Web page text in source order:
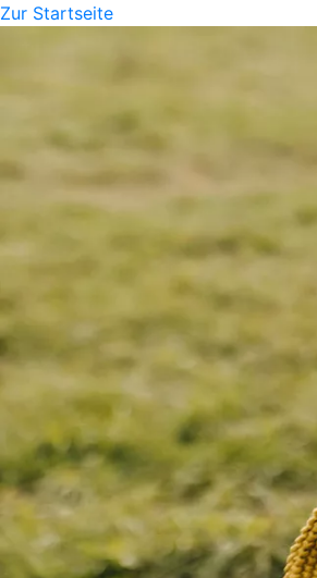
Zur Startseite